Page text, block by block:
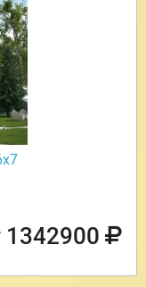
1342900